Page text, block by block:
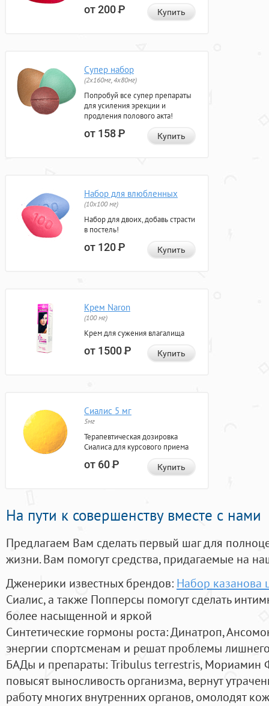
от 200Р Купить
Супер набор
(2х160мг, 4х80мг)
Попробуй все супер препараты
для усиления эрекции и
продления полового акта!
от 158Р Купить
Набор для влюбленных
(10х100 мг)
Набор для двоих, добавь страсти
в постель!
от 120Р Купить
Крем Naron
(100 мг)
Крем для сужения влагалища
от 1500Р Купить
Сиалис 5 мг
5мг
Терапевтическая дозировка
Сиалиса для курсового приема
от 60Р Купить
На пути к совершенству вместе с нами
Предлагаем Вам сделать первый шаг для
жизни. Вам помогут средства, придагаемые на
Дженерики известных брендов: Набор казанова
Сиалис, а также Попперсы помогут сделать
более насыщенной и яркой
Синтетические гормоны роста: Динатроп,
энергии спортсменам и решат проблемы
БАДы и препараты:Tribulus terrestris, Мориамин
повысят выносливость организма, вернут
работу многих внутренних органов, омолодят